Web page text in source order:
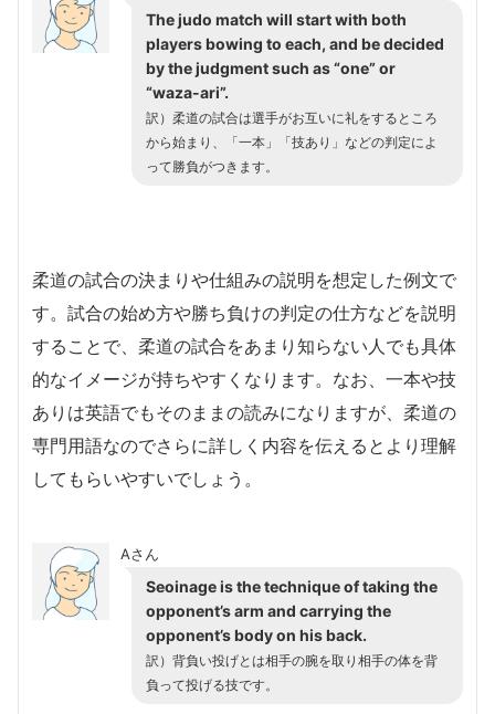
The judo match will start with both
players bowing to each, and be decided
by the judgment such as “one” or
“waza-ari”.
訳）柔道の試合は選手がお互いに礼をするところ
から始まり、「一本」「技あり」などの判定によ
って勝負がつきます。
柔道の試合の決まりや仕組みの説明を想定した例文で
す。試合の始め方や勝ち負けの判定の仕方などを説明
することで、柔道の試合をあまり知らない人でも具体
的なイメージが持ちやすくなります。なお、一本や技
ありは英語でもそのままの読みになりますが、柔道の
専門用語なのでさらに詳しく内容を伝えるとより理解
してもらいやすいでしょう。
Aさん
Seoinage is the technique of taking the
opponent’s arm and carrying the
opponent’s body on his back.
訳）背負い投げとは相手の腕を取り相手の体を背
負って投げる技です。